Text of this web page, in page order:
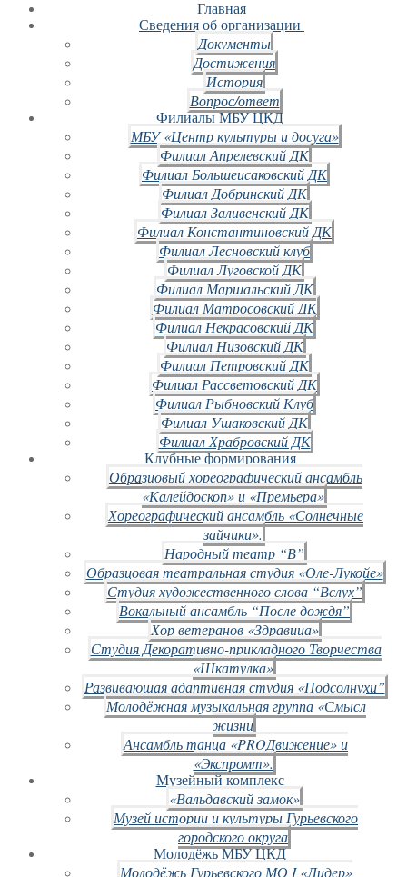
Главная
Сведения об организации
Документы
Достижения
История
Вопрос/ответ
Филиалы МБУ ЦКД
МБУ «Центр культуры и досуга»
Филиал Апрелевский ДК
Филиал Большеисаковский ДК
Филиал Добринский ДК
Филиал Заливенский ДК
Филиал Константиновский ДК
Филиал Лесновский клуб
Филиал Луговской ДК
Филиал Маршальский ДК
Филиал Матросовский ДК
Филиал Некрасовский ДК
Филиал Низовский ДК
Филиал Петровский ДК
Филиал Рассветовский ДК
Филиал Рыбновский Клуб
Филиал Ушаковский ДК
Филиал Храбровский ДК
Клубные формирования
Образцовый хореографический ансамбль
«Калейдоскоп» и «Премьера»
Хореографический ансамбль «Солнечные
зайчики».
Народный театр “В”
Образцовая театральная студия «Оле-Лукойе»
Студия художественного слова “Вслух”
Вокальный ансамбль “После дождя”
Хор ветеранов «Здравица»
Студия Декоративно-прикладного Творчества
«Шкатулка»
Развивающая адаптивная студия «Подсолнухи”
Молодёжная музыкальная группа «Смысл
жизни
Ансамбль танца «PROДвижение» и
«Экспромт».
Музейный комплекс
«Вальдавский замок»
Музей истории и культуры Гурьевского
городского округа
Молодёжь МБУ ЦКД
Молодёжь Гурьевского МО I «Лидер»